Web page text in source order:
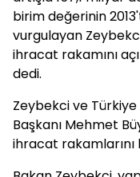
birim değerinin
vurgulayan
ihracat rakamını
dedi.
Zeybekci ve
Başkanı Mehmet
ihracat rakamlarını